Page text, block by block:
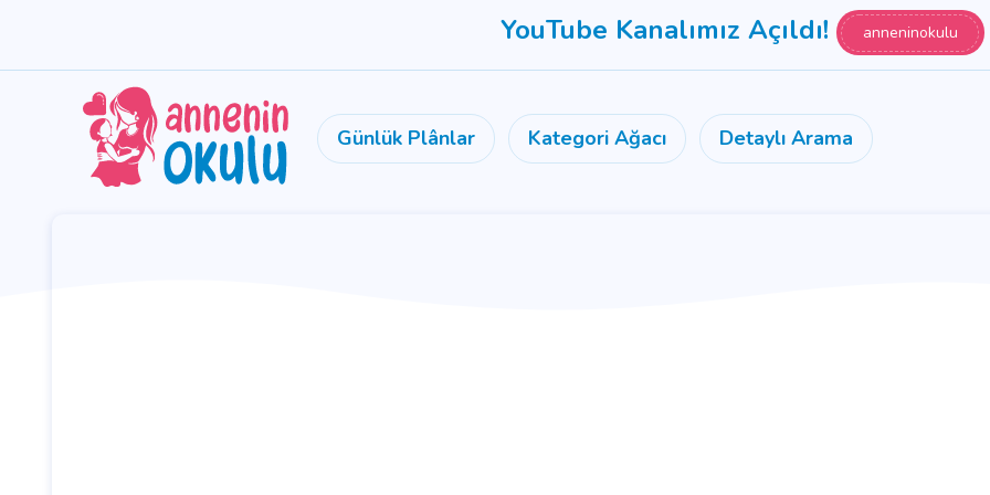
YouTube Kanalımız Açıldı! anneninokulu
Günlük Plânlar Kategori Ağacı Detaylı Arama